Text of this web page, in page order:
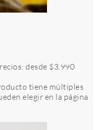
desde $3.990
tiene múltiples
elegir en la página